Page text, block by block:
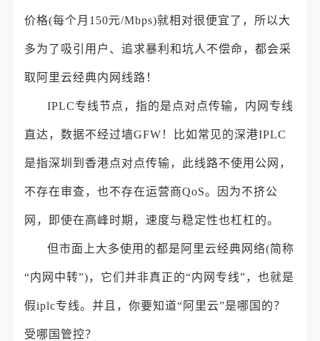
价格(每个月150元/Mbps)就相对很便宜了，所以大
多为了吸引用户、追求暴利和坑人不偿命，都会采
取阿里云经典内网线路！
IPLC专线节点，指的是点对点传输，内网专线
直达，数据不经过墙GFW！比如常见的深港IPLC
是指深圳到香港点对点传输，此线路不使用公网，
不存在审查，也不存在运营商QoS。因为不挤公
网，即使在高峰时期，速度与稳定性也杠杠的。
但市面上大多使用的都是阿里云经典网络(简称
“内网中转”)，它们并非真正的“内网专线”，也就是
假iplc专线。并且，你要知道“阿里云”是哪国的？
受哪国管控？